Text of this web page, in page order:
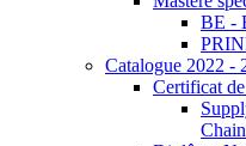
BE -
Catalogue 2022 -
Certificat